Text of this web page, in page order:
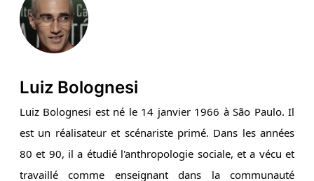
Luiz Bolognesi
Luiz Bolognesi est né le 14 janvier 1966 à São Paulo. Il
est un réalisateur et scénariste primé. Dans les années
80 et 90, il a étudié l'anthropologie sociale, et a vécu et
travaillé comme enseignant dans la communauté